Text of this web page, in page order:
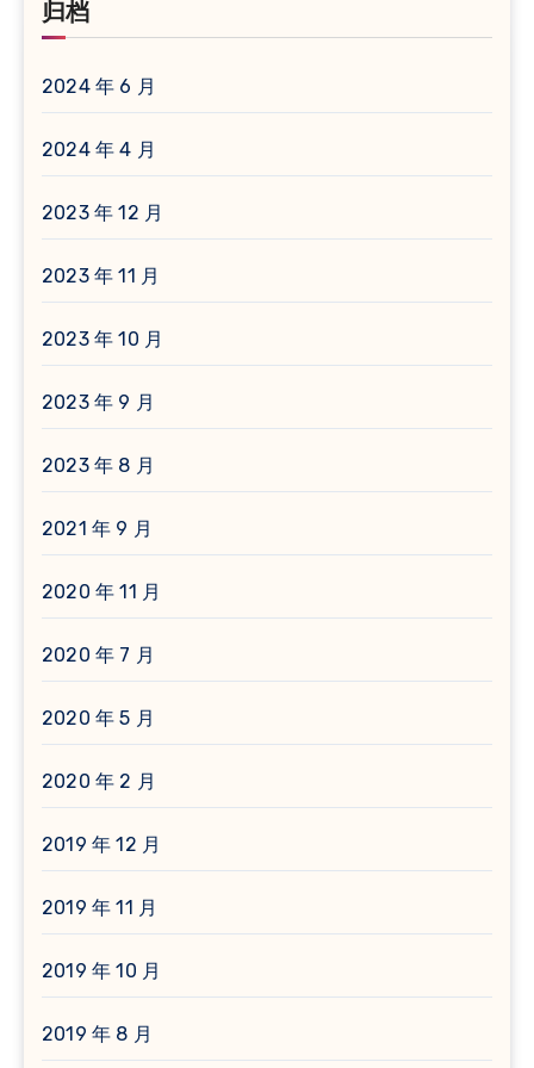
归档
2024 年 6 月
2024 年 4 月
2023 年 12 月
2023 年 11 月
2023 年 10 月
2023 年 9 月
2023 年 8 月
2021 年 9 月
2020 年 11 月
2020 年 7 月
2020 年 5 月
2020 年 2 月
2019 年 12 月
2019 年 11 月
2019 年 10 月
2019 年 8 月